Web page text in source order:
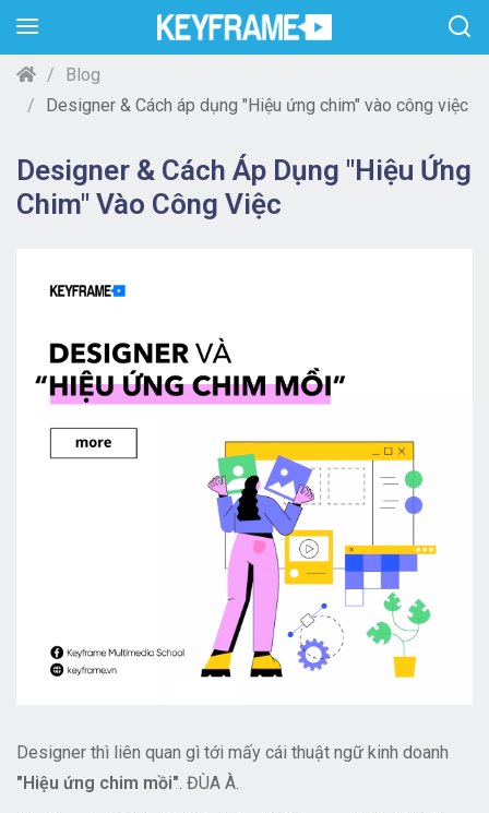
Blog
Designer & Cách áp dụng "Hiệu ứng chim" vào công việc
Designer & Cách Áp Dụng "Hiệu Ứng
Chim" Vào Công Việc
Designer thì liên quan gì tới mấy cái thuật ngữ kinh doanh
"Hiệu ứng chim mồi". ĐÙA À.